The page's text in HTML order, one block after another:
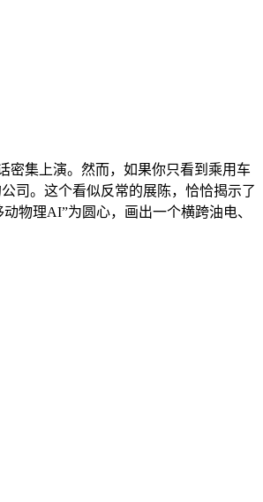
密集上演。然而，如果你只看到乘用车
司。这个看似反常的展陈，恰恰揭示了
物理AI”为圆心，画出一个横跨油电、